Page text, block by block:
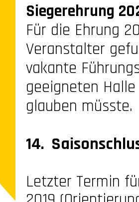
Siegerehrung
Für die Ehrung
Veranstalter
vakante
geeigneten
glauben müsste.
14.
Letzter Termin